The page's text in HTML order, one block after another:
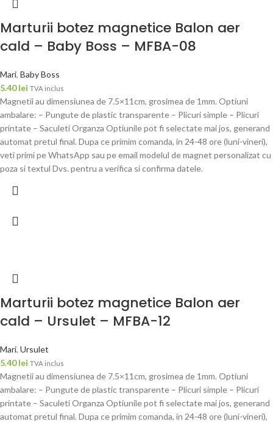
Marturii botez magnetice Balon aer
cald – Baby Boss – MFBA-08
Mari, Baby Boss
5.40lei TVA inclus
Magnetii au dimensiunea de 7.5×11cm, grosimea de 1mm. Optiuni
ambalare: – Pungute de plastic transparente – Plicuri simple – Plicuri
printate – Saculeti Organza Optiunile pot fi selectate mai jos, generand
automat pretul final. Dupa ce primim comanda, in 24-48 ore (luni-vineri),
veti primi pe WhatsApp sau pe email modelul de magnet personalizat cu
poza si textul Dvs. pentru a verifica si confirma datele.
Marturii botez magnetice Balon aer
cald – Ursulet – MFBA-12
Mari, Ursulet
5.40lei TVA inclus
Magnetii au dimensiunea de 7.5×11cm, grosimea de 1mm. Optiuni
ambalare: – Pungute de plastic transparente – Plicuri simple – Plicuri
printate – Saculeti Organza Optiunile pot fi selectate mai jos, generand
automat pretul final. Dupa ce primim comanda, in 24-48 ore (luni-vineri),